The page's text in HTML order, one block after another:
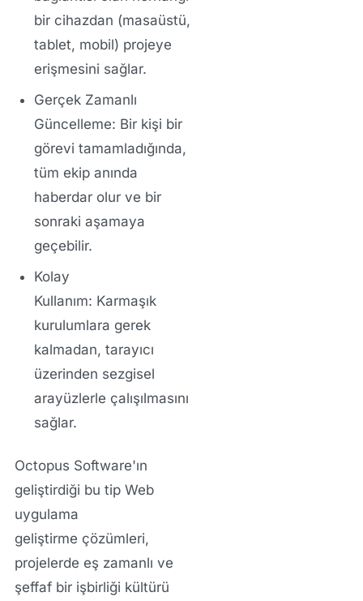
bir cihazdan (masaüstü,
tablet, mobil) projeye
erişmesini sağlar.
Gerçek Zamanlı
Güncelleme: Bir kişi bir
görevi tamamladığında,
tüm ekip anında
haberdar olur ve bir
sonraki aşamaya
geçebilir.
Kolay
Kullanım: Karmaşık
kurulumlara gerek
kalmadan, tarayıcı
üzerinden sezgisel
arayüzlerle çalışılmasını
sağlar.
Octopus Software'ın
geliştirdiği bu tip Web
uygulama
geliştirme çözümleri,
projelerde eş zamanlı ve
şeffafbir işbirliği kültürü